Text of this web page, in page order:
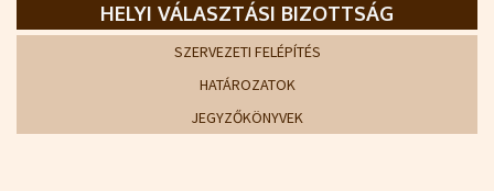
HELYI VÁLASZTÁSI BIZOTTSÁG
SZERVEZETI FELÉPÍTÉS
HATÁROZATOK
JEGYZŐKÖNYVEK